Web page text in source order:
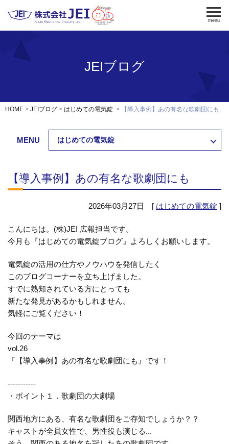
電気錠制御盤 入退室管理
納入事例
menu
JEIブログ
HOME JEIブログ はじめての電気錠 【導入事例】あの有名な歌劇団にも
MENU はじめての電気錠
【導入事例】あの有名な歌劇団にも
2026年03月27日 [ はじめての電気錠 ]
こんにちは。(株)JEI 広報担当です。
今月も『はじめての電気錠ブログ』よろしくお願いします。
電気錠の活用の仕方やノウハウを発信したく
このブログコーナーを立ち上げました。
すでに熟知されている方にとっても
新たな発見があるかもしれません。
気軽にご覧ください！
今回のテーマは
vol.26
『【導入事例】あの有名な歌劇団にも』です！
-----------
・ポイント１．歌劇団の大劇場
関西地方にある、有名な歌劇団をご存知でしょうか？？
キャストが全員女性で、男性役も演じる...